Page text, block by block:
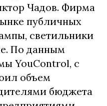
Чадов. Фирма
публичных
светильники
По данным
YouControl, с
объем
бюджета